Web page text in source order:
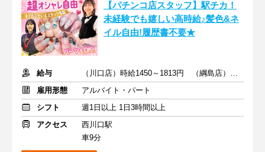
【パチンコ店スタッフ】駅チカ！
未経験でも嬉しい高時給♪髪色&ネ
イル自由!履歴書不要★
給与
（川口店）時給1450～1813円 （綱島店）時給1350～1668円
雇用形態
アルバイト・パート
シフト
週1日以上 1日3時間以上
アクセス
西川口駅
車9分